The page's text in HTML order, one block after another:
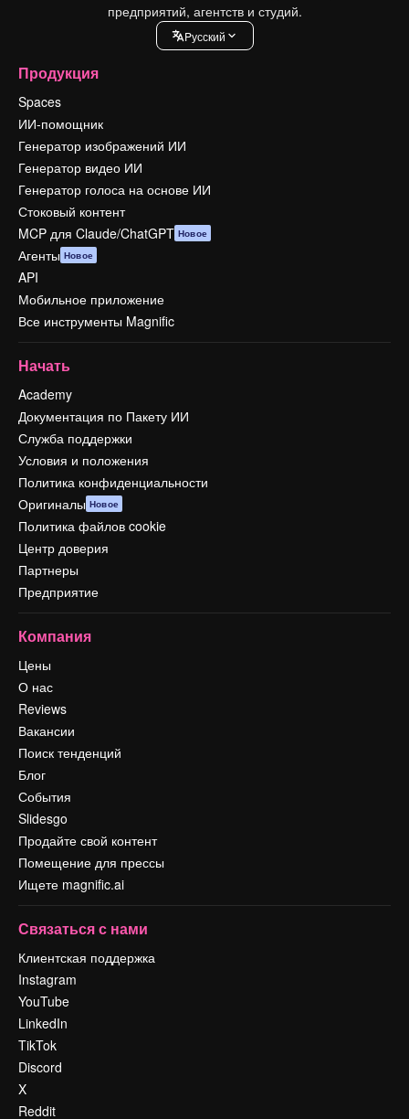
предприятий, агентств и студий.
Pусский
Продукция
Spaces
ИИ-помощник
Генератор изображений ИИ
Генератор видео ИИ
Генератор голоса на основе ИИ
Стоковый контент
MCP для Claude/ChatGPT Новое
Агенты Новое
API
Мобильное приложение
Все инструменты Magnific
Начать
Academy
Документация по Пакету ИИ
Служба поддержки
Условия и положения
Политика конфиденциальности
Оригиналы Новое
Политика файлов cookie
Центр доверия
Партнеры
Предприятие
Компания
Цены
О нас
Reviews
Вакансии
Поиск тенденций
Блог
События
Slidesgo
Продайте свой контент
Помещение для прессы
Ищете magnific.ai
Связаться с нами
Клиентская поддержка
Instagram
YouTube
LinkedIn
TikTok
Discord
X
Reddit